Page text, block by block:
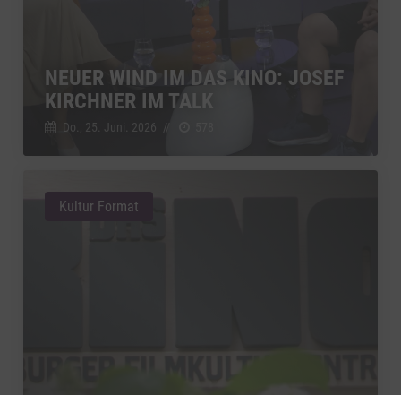
NEUER WIND IM DAS KINO: JOSEF
KIRCHNER IM TALK
Do., 25. Juni. 2026 //
Kultur Format